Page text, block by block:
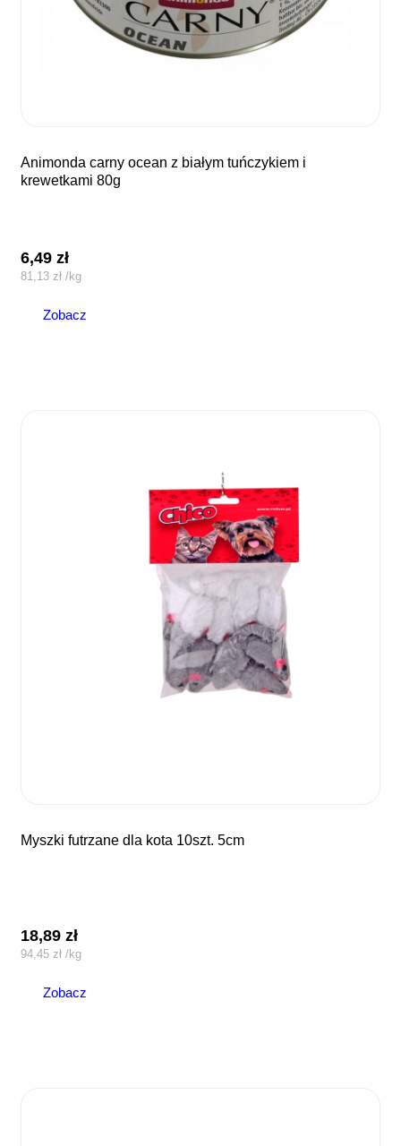
animonda carny ocean z białym tuńczykiem i
krewetkami 80g
6,49zł
81,13 zł /kg
Zobacz
myszki futrzane dla kota 10szt. 5cm
18,89zł
94,45 zł /kg
Zobacz